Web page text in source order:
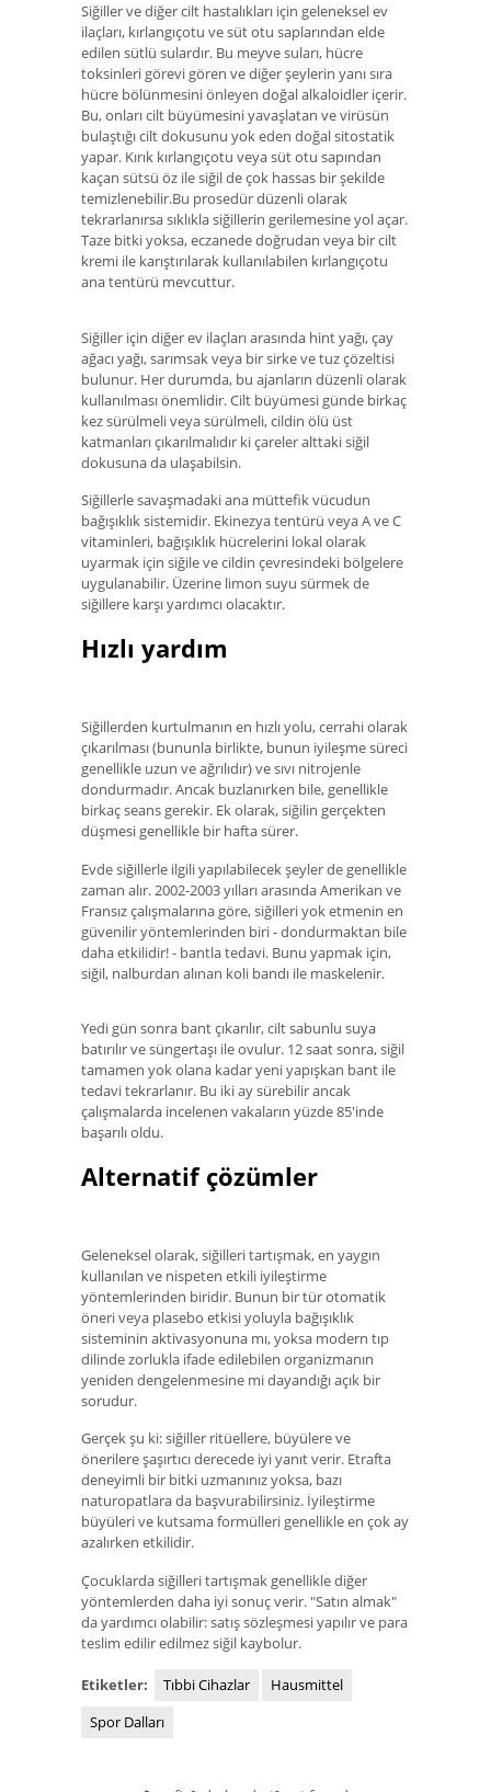
Siğiller ve diğer cilt hastalıkları için geleneksel ev
ilaçları, kırlangıçotu ve süt otu saplarından elde
edilen sütlü sulardır. Bu meyve suları, hücre
toksinleri görevi gören ve diğer şeylerin yanı sıra
hücre bölünmesini önleyen doğal alkaloidler içerir.
Bu, onları cilt büyümesini yavaşlatan ve virüsün
bulaştığı cilt dokusunu yok eden doğal sitostatik
yapar. Kırık kırlangıçotu veya süt otu sapından
kaçan sütsü öz ile siğil de çok hassas bir şekilde
temizlenebilir.Bu prosedür düzenli olarak
tekrarlanırsa sıklıkla siğillerin gerilemesine yol açar.
Taze bitki yoksa, eczanede doğrudan veya bir cilt
kremi ile karıştırılarak kullanılabilen kırlangıçotu
ana tentürü mevcuttur.
Siğiller için diğer ev ilaçları arasında hint yağı, çay
ağacı yağı, sarımsak veya bir sirke ve tuz çözeltisi
bulunur. Her durumda, bu ajanların düzenli olarak
kullanılması önemlidir. Cilt büyümesi günde birkaç
kez sürülmeli veya sürülmeli, cildin ölü üst
katmanları çıkarılmalıdır ki çareler alttaki siğil
dokusuna da ulaşabilsin.
Siğillerle savaşmadaki ana müttefik vücudun
bağışıklık sistemidir. Ekinezya tentürü veya A ve C
vitaminleri, bağışıklık hücrelerini lokal olarak
uyarmak için siğile ve cildin çevresindeki bölgelere
uygulanabilir. Üzerine limon suyu sürmek de
siğillere karşı yardımcı olacaktır.
Hızlı yardım
Siğillerden kurtulmanın en hızlı yolu, cerrahi olarak
çıkarılması (bununla birlikte, bunun iyileşme süreci
genellikle uzun ve ağrılıdır) ve sıvı nitrojenle
dondurmadır. Ancak buzlanırken bile, genellikle
birkaç seans gerekir. Ek olarak, siğilin gerçekten
düşmesi genellikle bir hafta sürer.
Evde siğillerle ilgili yapılabilecek şeyler de genellikle
zaman alır. 2002-2003 yılları arasında Amerikan ve
Fransız çalışmalarına göre, siğilleri yok etmenin en
güvenilir yöntemlerinden biri - dondurmaktan bile
daha etkilidir! - bantla tedavi. Bunu yapmak için,
siğil, nalburdan alınan koli bandı ile maskelenir.
Yedi gün sonra bant çıkarılır, cilt sabunlu suya
batırılır ve süngertaşı ile ovulur. 12 saat sonra, siğil
tamamen yok olana kadar yeni yapışkan bant ile
tedavi tekrarlanır. Bu iki ay sürebilir ancak
çalışmalarda incelenen vakaların yüzde 85'inde
başarılı oldu.
Alternatif çözümler
Geleneksel olarak, siğilleri tartışmak, en yaygın
kullanılan ve nispeten etkili iyileştirme
yöntemlerinden biridir. Bunun bir tür otomatik
öneri veya plasebo etkisi yoluyla bağışıklık
sisteminin aktivasyonuna mı, yoksa modern tıp
dilinde zorlukla ifade edilebilen organizmanın
yeniden dengelenmesine mi dayandığı açık bir
sorudur.
Gerçek şu ki: siğiller ritüellere, büyülere ve
önerilere şaşırtıcı derecede iyi yanıt verir. Etrafta
deneyimli bir bitki uzmanınız yoksa, bazı
naturopatlara da başvurabilirsiniz. İyileştirme
büyüleri ve kutsama formülleri genellikle en çok ay
azalırken etkilidir.
Çocuklarda siğilleri tartışmak genellikle diğer
yöntemlerden daha iyi sonuç verir. "Satın almak"
da yardımcı olabilir: satış sözleşmesi yapılır ve para
teslim edilir edilmez siğil kaybolur.
Etiketler: Tıbbi Cihazlar
Hausmittel
Spor Dalları